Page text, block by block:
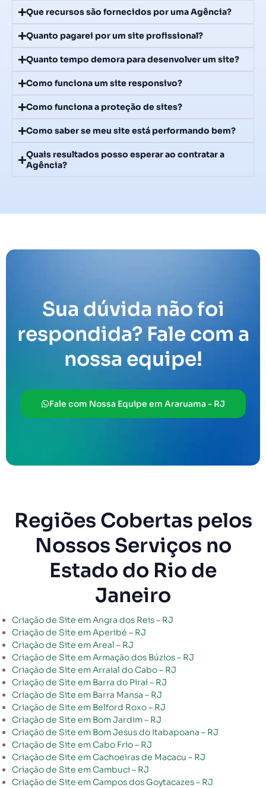
Que recursos são fornecidos por uma Agência?
Quanto pagarei por um site profissional?
Quanto tempo demora para desenvolver um site?
Como funciona um site responsivo?
Como funciona a proteção de sites?
Como saber se meu site está performando bem?
Quais resultados posso esperar ao contratar a
Agência?
Sua dúvida não foi
respondida? Fale com a
nossa equipe!
Fale com Nossa Equipe em Araruama - RJ
Regiões Cobertas pelos
Nossos Serviços no
Estado do Rio de
Janeiro
Criação de Site em Angra dos Reis – RJ
Criação de Site em Aperibé – RJ
Criação de Site em Areal – RJ
Criação de Site em Armação dos Búzios – RJ
Criação de Site em Arraial do Cabo – RJ
Criação de Site em Barra do Piraí – RJ
Criação de Site em Barra Mansa – RJ
Criação de Site em Belford Roxo – RJ
Criação de Site em Bom Jardim – RJ
Criação de Site em Bom Jesus do Itabapoana – RJ
Criação de Site em Cabo Frio – RJ
Criação de Site em Cachoeiras de Macacu – RJ
Criação de Site em Cambuci – RJ
Criação de Site em Campos dos Goytacazes – RJ